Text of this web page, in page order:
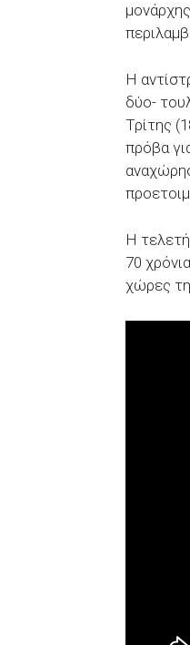
Η
δύο-
Τρίτης
πρόβα
Η
70
χώρες